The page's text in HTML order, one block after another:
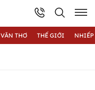
VĂN THƠ THẾ GIỚI